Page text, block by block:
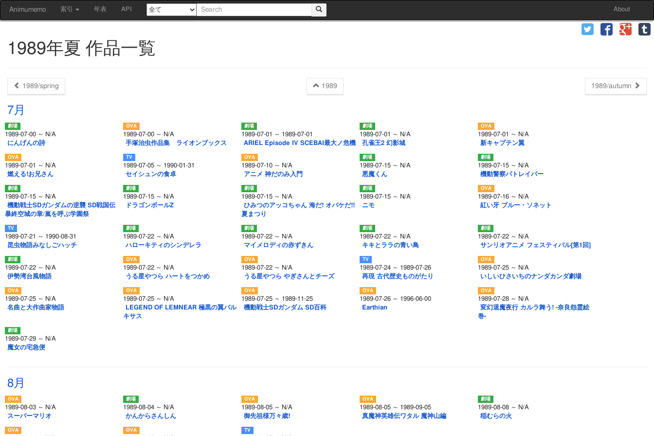
Animumemo 索引 年表 API About
1989年夏 作品一覧
1989/spring 1989 1989/autumn
7月
1989-07-00 ～ N/A
にんげんの詩
1989-07-00 ～ N/A
手塚治虫作品集 ライオンブックス
1989-07-01 ～ 1989-07-01
ARIEL Episode IV SCEBAI最大ノ危機
1989-07-01 ～ N/A
孔雀王2 幻影城
1989-07-01 ～ N/A
新キャプテン翼
1989-07-01 ～ N/A
燃える!お兄さん
1989-07-05 ～ 1990-01-31
セイシュンの食卓
1989-07-10 ～ N/A
アニメ 神だのみ入門
1989-07-15 ～ N/A
悪魔くん
1989-07-15 ～ N/A
機動警察パトレイバー
1989-07-15 ～ N/A
機動戦士SDガンダムの逆襲 SD戦国伝
暴終空城の章/嵐を呼ぶ学園祭
1989-07-15 ～ N/A
ドラゴンボールZ
1989-07-15 ～ N/A
ひみつのアッコちゃん 海だ! オバケだ!!
夏まつり
1989-07-15 ～ N/A
ニモ
1989-07-16 ～ N/A
紅い牙 ブルー・ソネット
1989-07-21 ～ 1990-08-31
昆虫物語みなしごハッチ
1989-07-22 ～ N/A
ハローキティのシンデレラ
1989-07-22 ～ N/A
マイメロディの赤ずきん
1989-07-22 ～ N/A
キキとララの青い鳥
1989-07-22 ～ N/A
サンリオアニメ フェスティバル[第1回]
1989-07-22 ～ N/A
伊勢湾台風物語
1989-07-22 ～ N/A
うる星やつら ハートをつかめ
1989-07-22 ～ N/A
うる星やつら やぎさんとチーズ
1989-07-24 ～ 1989-07-26
再現 古代歴史ものがたり
1989-07-25 ～ N/A
いしいひさいちのナンダカンダ劇場
1989-07-25 ～ N/A
名曲と大作曲家物語
1989-07-25 ～ N/A
LEGEND OF LEMNEAR 極黒の翼バル
キサス
1989-07-25 ～ 1989-11-25
機動戦士SDガンダム SD百科
1989-07-26 ～ 1996-06-00
Earthian
1989-07-28 ～ N/A
変幻退魔夜行 カルラ舞う! -奈良怨霊絵
巻-
1989-07-29 ～ N/A
魔女の宅急便
8月
1989-08-03 ～ N/A
スーパーマリオ
1989-08-04 ～ N/A
かんからさんしん
1989-08-05 ～ N/A
御先祖様万々歳!
1989-08-05 ～ 1989-09-05
真魔神英雄伝ワタル 魔神山編
1989-08-08 ～ N/A
稲むらの火